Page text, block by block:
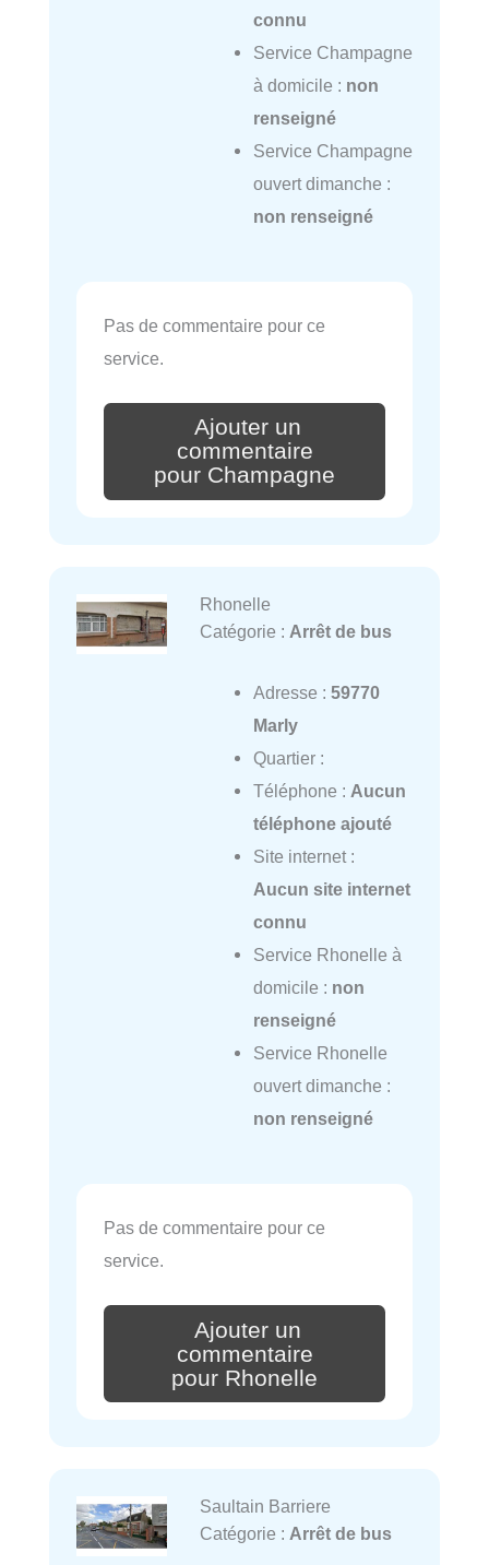
connu
Service Champagne
à domicile : non
renseigné
Service Champagne
ouvert dimanche :
non renseigné
Pas de commentaire pour ce
service.
Ajouter un
commentaire
pour Champagne
Rhonelle
Catégorie : Arrêt de bus
Adresse : 59770
Marly
Quartier :
Téléphone : Aucun
téléphone ajouté
Site internet :
Aucun site internet
connu
Service Rhonelle à
domicile : non
renseigné
Service Rhonelle
ouvert dimanche :
non renseigné
Pas de commentaire pour ce
service.
Ajouter un
commentaire
pour Rhonelle
Saultain Barriere
Catégorie : Arrêt de bus